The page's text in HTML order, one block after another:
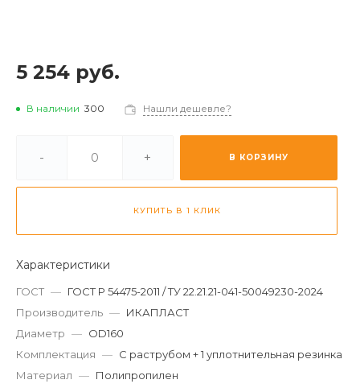
5 254 руб.
В наличии 300 Нашли дешевле?
- + В КОРЗИНУ
КУПИТЬ В 1 КЛИК
Характеристики
ГОСТ — ГОСТ Р 54475-2011 / ТУ 22.21.21-041-50049230-2024
Производитель — ИКАПЛАСТ
Диаметр — OD160
Комплектация — С раструбом + 1 уплотнительная резинка
Материал — Полипропилен